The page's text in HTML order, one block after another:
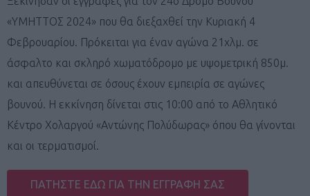
«ΥΜΗΤΤΟΣ 2024» που θα διεξαχθεί την Κυριακή 4
Φεβρουαρίου. Πρόκειται για έναν αγώνα 21χλμ. σε
άσφαλτο και σκληρό χωματόδρομο με υψομετρική 850μ.
και απευθύνεται σε όσους έχουν εμπειρία σε αγώνες
βουνού. Η εκκίνηση δίνεται στις 10:00 από το Αθλητικό
Κέντρο Χολαργού «Αντώνης Πολύδωρας» όπου θα γίνονται
και οι τερματισμοί.
ΠΑΤΗΣΤΕ ΕΔΩ ΓΙΑ ΤΗΝ ΕΓΓΡΑΦΗ ΣΑΣ